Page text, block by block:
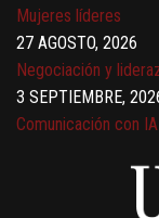
Mujeres líderes
27 AGOSTO, 2026
Negociación y
3 SEPTIEMBRE,
Comunicación con IA
Gobernanza de datos
13 AGOSTO, 2026